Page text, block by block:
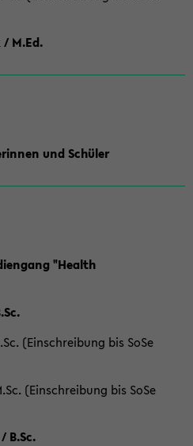
M.Ed.
und Schüler
"Health
(Einschreibung bis SoSe
(Einschreibung bis SoSe
B.Sc.